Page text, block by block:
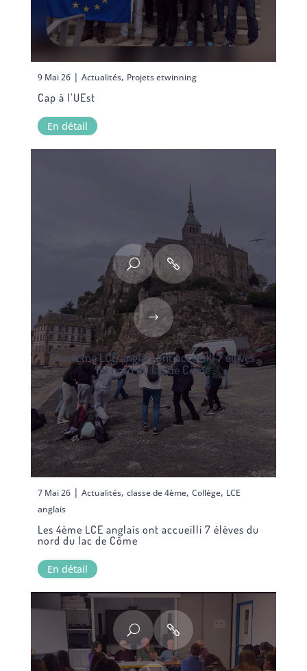
9 Mai 26| Actualités, Projets etwinning
Cap à l’UEst
En détail
Les 4ème LCE anglais ont accueilli 7 élèves
du nord du lac de Côme
7 Mai 26| Actualités, classe de 4ème, Collège, LCE
anglais
Les 4ème LCE anglais ont accueilli 7 élèves du
nord du lac de Côme
En détail